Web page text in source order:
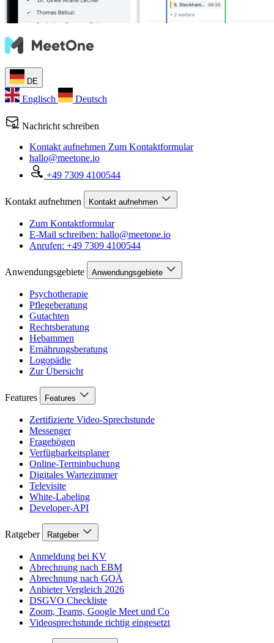
DE
Englisch Deutsch
Nachricht schreiben
Kontakt aufnehmen Zum Kontaktformular
hallo@meetone.io
+49 7309 4100544
Kontakt aufnehmen Kontakt aufnehmen
Zum Kontaktformular
E-Mail schreiben: hallo@meetone.io
Anrufen: +49 7309 4100544
Anwendungsgebiete Anwendungsgebiete
Psychotherapie
Pflegeberatung
Gutachten
Rechtsberatung
Hebammen
Ernährungsberatung
Logopädie
Zur Übersicht
Features Features
Zertifizierte Video-Sprechstunde
Messenger
Fragebögen
Verfügbarkeitsplaner
Online-Terminbuchung
Digitales Wartezimmer
Televisite
White-Labeling
Developer-API
Ratgeber Ratgeber
Anmeldung bei KV
Abrechnung nach EBM
Abrechnung nach GOÄ
Anbieter Vergleich 2026
DSGVO Checkliste
Zoom, Teams, Google Meet und Co
Videosprechstunde richtig eingesetzt